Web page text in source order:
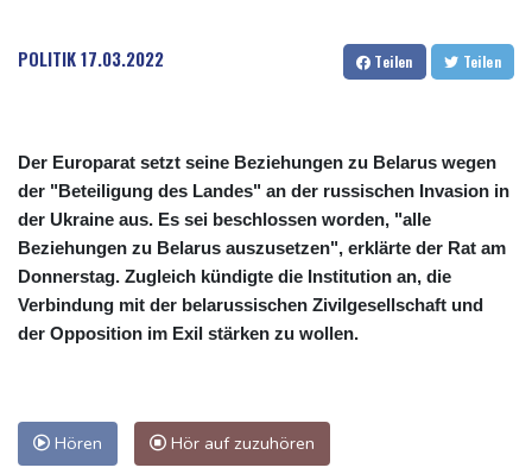
POLITIK17.03.2022 Teilen Teilen
Der Europarat setzt seine Beziehungen zu Belarus wegen
der "Beteiligung des Landes" an der russischen Invasion in
der Ukraine aus. Es sei beschlossen worden, "alle
Beziehungen zu Belarus auszusetzen", erklärte der Rat am
Donnerstag. Zugleich kündigte die Institution an, die
Verbindung mit der belarussischen Zivilgesellschaft und
der Opposition im Exil stärken zu wollen.
Hören Hör auf zuzuhören